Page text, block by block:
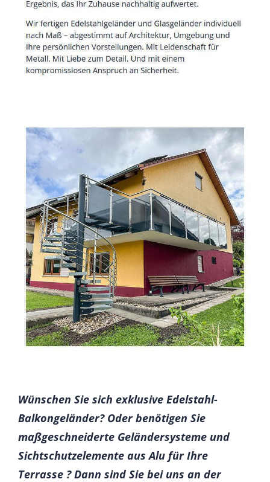
Wünschen Sie sich exklusive Edelstahl-
Balkongeländer? Oder benötigen Sie
maßgeschneiderte Geländersysteme und
Sichtschutzelemente aus Alu für Ihre
Terrasse ? Dann sind Sie bei uns an der